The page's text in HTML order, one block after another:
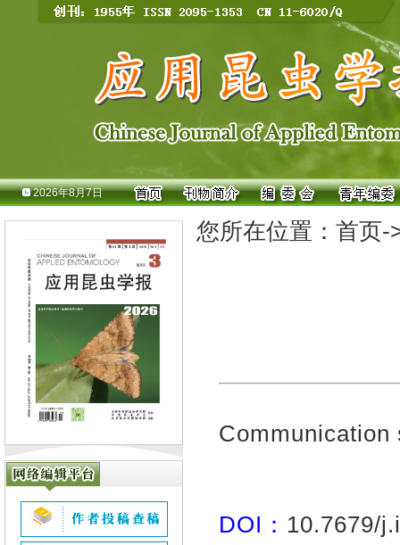
2026年8月7日
您所在位置： 首页-
Communication
DOI： 10.7679/